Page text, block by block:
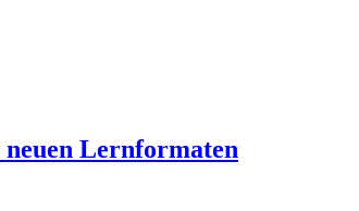
Lernformaten